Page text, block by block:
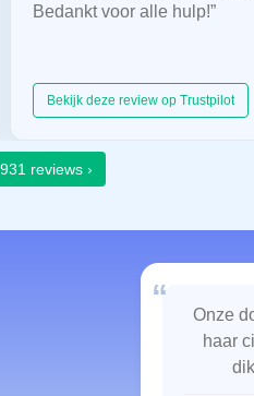
Bedankt voor alle hulp!”
Bekijk deze review op Trustpilot
reviews ›
“
Onze
haar